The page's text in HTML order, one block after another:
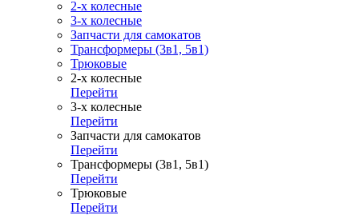
2-х колесные
3-х колесные
Запчасти для самокатов
Трансформеры (3в1, 5в1)
Трюковые
2-х колесные
Перейти
3-х колесные
Перейти
Запчасти для самокатов
Перейти
Трансформеры (3в1, 5в1)
Перейти
Трюковые
Перейти